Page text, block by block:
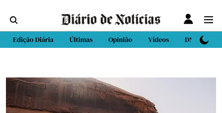
Edição Diária Últimas Opinião Vídeos DN Sport